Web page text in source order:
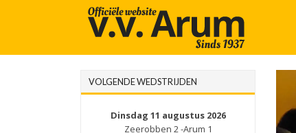
VOLGENDE WEDSTRIJDEN
Dinsdag 11 augustus 2026
Zeerobben 2 -Arum 1